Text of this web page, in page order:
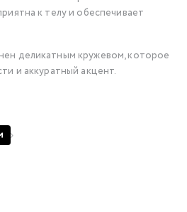
к телу и обеспечивает
деликатным кружевом, которое
и аккуратный акцент.
plait.ru